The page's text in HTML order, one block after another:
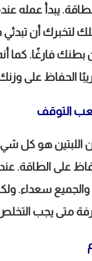
يبدأ عمله
لتخبرك أن تبدئي
فارغًا. كما
الحفاظ على وزنك
التوقف
اللبتين هو كل
على
والجميع سعداء.
متى يجب